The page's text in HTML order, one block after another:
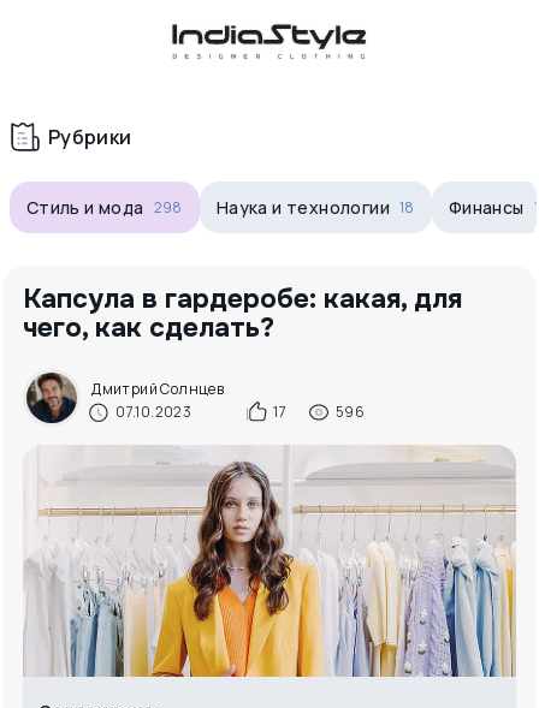
Корзина
В корзиненеттоваров
Рубрики
Стиль и мода 298 Наука и технологии 18 Финансы
Капсула в гардеробе: какая, для
чего, как сделать?
Дмитрий Солнцев
07.10.2023
17 596